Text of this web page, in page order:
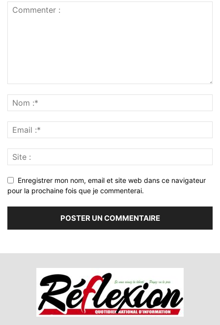
Enregistrer mon nom, email et site web dans ce navigateur
pour la prochaine fois que je commenterai.